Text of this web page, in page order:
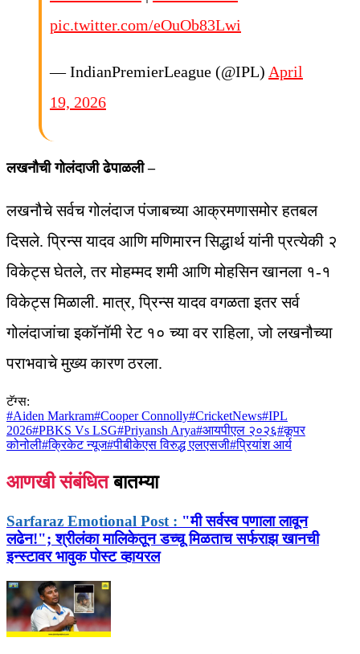
pic.twitter.com/eOuOb83Lwi
— IndianPremierLeague (@IPL) April
19, 2026
लखनौची गोलंदाजी ढेपाळली –
लखनौचे सर्वच गोलंदाज पंजाबच्या आक्रमणासमोर हतबल
दिसले. प्रिन्स यादव आणि मणिमारन सिद्धार्थ यांनी प्रत्येकी २
विकेट्स घेतले, तर मोहम्मद शमी आणि मोहसिन खानला १-१
विकेट्स मिळाली. मात्र, प्रिन्स यादव वगळता इतर सर्व
गोलंदाजांचा इकॉनॉमी रेट १० च्या वर राहिला, जो लखनौच्या
पराभवाचे मुख्य कारण ठरला.
टॅग्स:
#Aiden Markram#Cooper Connolly#CricketNews#IPL
2026#PBKS Vs LSG#Priyansh Arya#आयपीएल २०२६#कूपर
कोनोली#क्रिकेट न्यूज#पीबीकेएस विरुद्ध एलएसजी#प्रियांश आर्य
आणखी संबंधित बातम्या
Sarfaraz Emotional Post : "मी सर्वस्व पणाला लावून
लढेन!"; श्रीलंका मालिकेतून डच्चू मिळताच सर्फराझ खानची
इन्स्टावर भावुक पोस्ट व्हायरल